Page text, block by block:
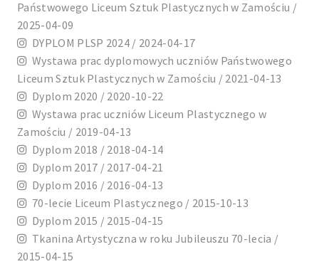
Państwowego Liceum Sztuk Plastycznych w Zamościu /
2025-04-09
DYPLOM PLSP 2024 / 2024-04-17
Wystawa prac dyplomowych uczniów Państwowego
Liceum Sztuk Plastycznych w Zamościu / 2021-04-13
Dyplom 2020 / 2020-10-22
Wystawa prac uczniów Liceum Plastycznego w
Zamościu / 2019-04-13
Dyplom 2018 / 2018-04-14
Dyplom 2017 / 2017-04-21
Dyplom 2016 / 2016-04-13
70-lecie Liceum Plastycznego / 2015-10-13
Dyplom 2015 / 2015-04-15
Tkanina Artystyczna w roku Jubileuszu 70-lecia /
2015-04-15